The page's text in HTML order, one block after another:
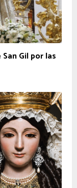
Gil por las